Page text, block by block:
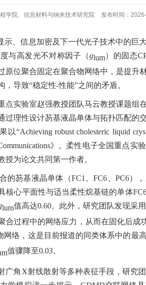
学院、信息材料与纳米技术研究院 发布时间：
示、信息加密及下一代光子技术中的巨
与高发光不对称因子（glum）的固态
原位聚合固定在聚合物网络中，是提升
，导致“稳定性-性能”之间的矛盾。
点实验室赵强教授团队马云教授课题组
过理性设计芴基液晶单体与拓扑匹配的
以“Achieving robust cholesteric liquid
》。柔性电子全国重点实
为论文共同第一作者。
的芴基液晶单体（FC1 、FC6 PC6）
核心平面性与适当柔性烷基链的单体
lum值高达0.60。此外，研究团队发现采
合过程中的网络应力，从而在固化后成
网络，这是目前报道的同类体系中的最
值骤降至0.03。
广角 X射线散射等多种表征手段，研究